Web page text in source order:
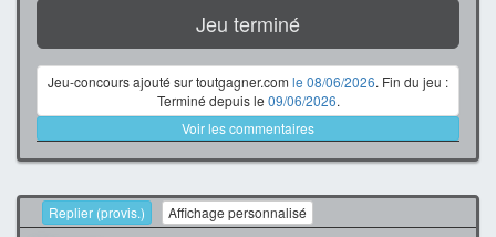
Jeu terminé
Jeu-concours ajouté sur toutgagner.com le 08/06/2026. Fin du jeu :
Terminé depuis le 09/06/2026.
Voir les commentaires
Replier (provis.) Affichage personnalisé